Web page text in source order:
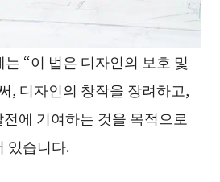
“이 법은 디자인의 보호 및
, 디자인의 창작을 장려하고,
에 기여하는 것을 목적으로
있습니다.